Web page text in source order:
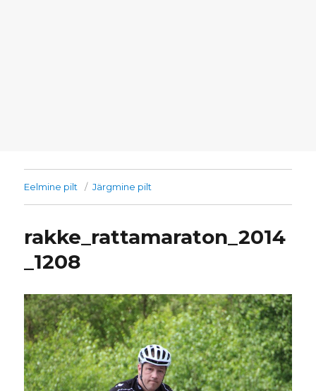
Eelmine pilt Järgmine pilt
rakke_rattamaraton_2014
_1208